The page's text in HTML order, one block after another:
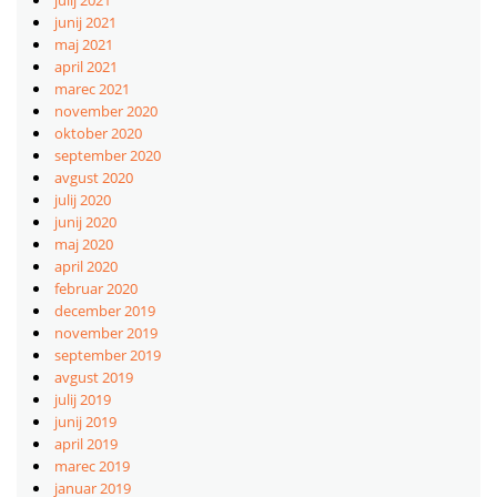
junij 2021
maj 2021
april 2021
marec 2021
november 2020
oktober 2020
september 2020
avgust 2020
julij 2020
junij 2020
maj 2020
april 2020
februar 2020
december 2019
november 2019
september 2019
avgust 2019
julij 2019
junij 2019
april 2019
marec 2019
januar 2019